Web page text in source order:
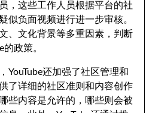
，这些工作人员根据平台的社
似负面视频进行进一步审核。
、文化背景等多重因素，判断
的政策。
YouTube还加强了社区管理和
了详细的社区准则和内容创作
些内容是允许的，哪些则会被